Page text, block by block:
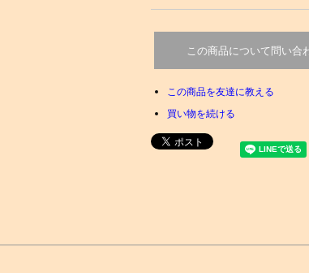
この商品について問い合
この商品を友達に教える
買い物を続ける